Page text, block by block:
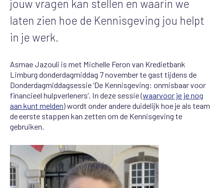
jouw vragen kan stellen en waarin we
laten zien hoe de Kennisgeving jou helpt
in je werk.
Asmae Jazouli is met Michelle Feron van Kredietbank
Limburg donderdagmiddag 7 november te gast tijdens de
Donderdagmiddagsessie ‘De Kennisgeving: onmisbaar voor
financieel hulpverleners’. In deze sessie (waarvoor je je nog
aan kunt melden) wordt onder andere duidelijk hoeje als team
de eerste stappen kan zetten om de Kennisgeving te
gebruiken.